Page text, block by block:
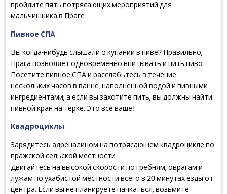
пройдите пять потрясающих мероприятий для
мальчишника в Праге.
Пивное СПА
Вы когда-нибудь слышали о купании в пиве? Правильно,
Прага позволяет одновременно впитывать и пить пиво.
Посетите пивное СПА и расслабьтесь в течение
нескольких часов в ванне, наполненной водой и пивными
ингредиентами, а если вы захотите пить, вы должны найти
пивной кран на терке. Это все ваше!
Квадроциклы
Зарядитесь адреналином на потрясающем квадроцикле по
пражской сельской местности.
Двигайтесь на высокой скорости по гребням, оврагам и
лужам по ухабистой местности всего в 20 минутах езды от
центра. Если вы не планируете пачкаться, возьмите